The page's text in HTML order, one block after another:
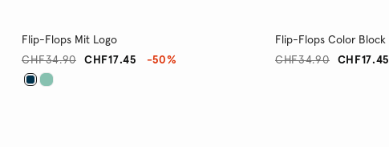
Flip-Flops Mit Logo
CHF17.45
CHF34.90 -50%
Flip-Flops Color Block
CHF17.45
CHF34.90